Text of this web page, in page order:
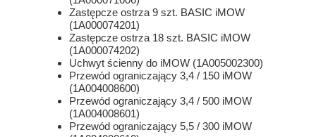
Zastępcze ostrza 9 szt. BASIC iMOW
(1A000074201)
Zastępcze ostrza 18 szt. BASIC iMOW
(1A000074202)
Uchwyt ścienny do iMOW (1A005002300)
Przewód ograniczający 3,4 / 150 iMOW
(1A004008600)
Przewód ograniczający 3,4 / 500 iMOW
(1A004008601)
Przewód ograniczający 5,5 / 300 iMOW